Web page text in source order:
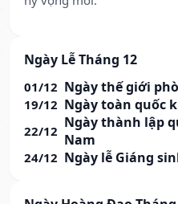
Ngày Lễ Tháng 12
01/12 Ngày thế giới
19/12 Ngày toàn quốc
22/12 Ngày thành lập
Nam
24/12 Ngày lễ Giáng